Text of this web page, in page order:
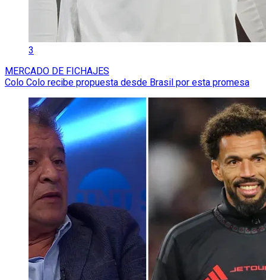
3
MERCADO DE FICHAJES
Colo Colo recibe propuesta desde Brasil por esta promesa